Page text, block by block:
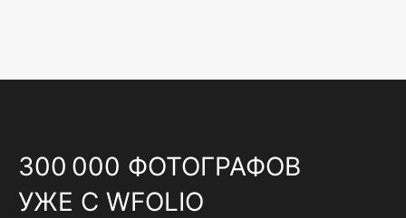
300 000 ФОТОГРАФОВ
УЖЕ С WFOLIO